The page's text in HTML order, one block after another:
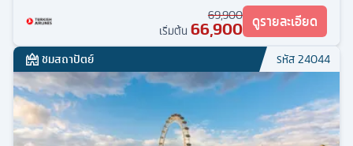
69,900
เริ่มต้น 66,900 ดูรายละเอียด
ชมสถาปัตย์ รหัส24044